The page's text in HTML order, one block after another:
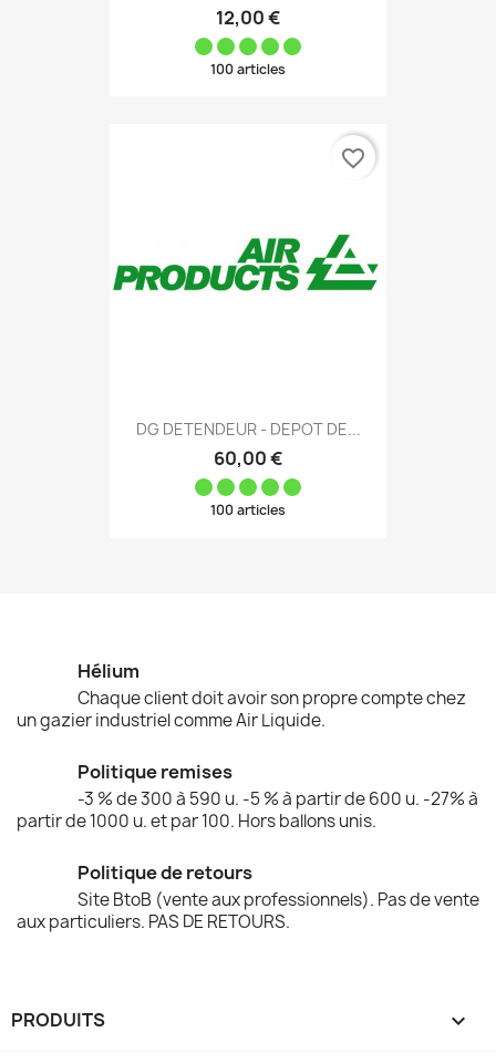
12,00 €
100 articles
DG DETENDEUR - DEPOT DE...
60,00 €
100 articles
favorite_border
Hélium
Chaque client doit avoir son propre compte chez
un gazier industriel comme Air Liquide.
Politique remises
-3 % de 300 à 590 u. -5 % à partir de 600 u. -27% à
partir de 1000 u. et par 100. Hors ballons unis.
Politique de retours
Site BtoB (vente aux professionnels). Pas de vente
aux particuliers. PAS DE RETOURS.
PRODUITS 